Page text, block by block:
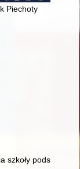
Piechoty
o łowiska
szkoły